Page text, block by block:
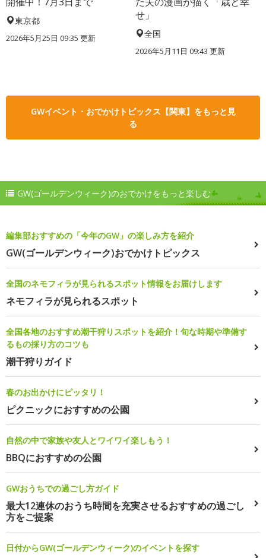
東京都
2026年5月25日 09:35 更新
せ」
全国
2026年5月11日 09:43 更新
GWイベント・おでかけトピックス【関東】をもっと見
る
GW(ゴールデンウィーク)のおでかけをもっと楽しむ
編集部おすすめの「今年のGW」の楽しみ方を紹介
GW(ゴールデンウィーク)おでかけトピックス
全国のネモフィラが見られるスポット情報をお届けします
ネモフィラが見られるスポット
全国各地のおすすめ潮干狩りスポットを紹介！旬な時期や準備す
るもの採り方のコツも
潮干狩りガイド
春のお出かけにピッタリ！
ピクニックにおすすめの公園
自然の中で家族や友人とワイワイ楽しもう！
BBQにおすすめの公園
GWおうちでの過ごし方ガイド
最大12連休のおうち時間を充実させるおすすめの過ごし
方をご提案
日付からGW(ゴールデンウィーク)のイベントを探す